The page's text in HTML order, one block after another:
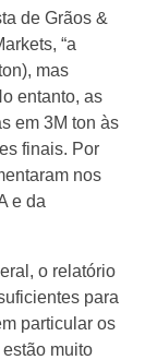
de Grãos &
“a
mas
entanto, as
em 3M ton às
finais. Por
nos
e da
o relatório
para
particular os
muito